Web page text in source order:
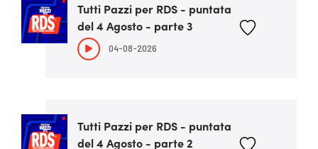
Tutti Pazzi per RDS - puntata
del 4 Agosto - parte 3
04-08-2026
Tutti Pazzi per RDS - puntata
del 4 Agosto - parte 2